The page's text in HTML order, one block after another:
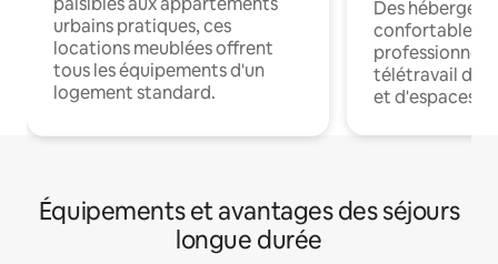
urbains pratiques, ces
locations meublées offrent
tous les équipements d'un
logement standard.
Des
confortables
professionnels
télétravail
et d'espaces
Équipements et avantages des séjours
longue durée